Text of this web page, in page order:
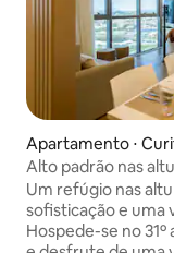
Apartamento ⋅
Alto padrão nas
panorâmica
Um refúgio nas
sofisticação e uma
Hospede-se no